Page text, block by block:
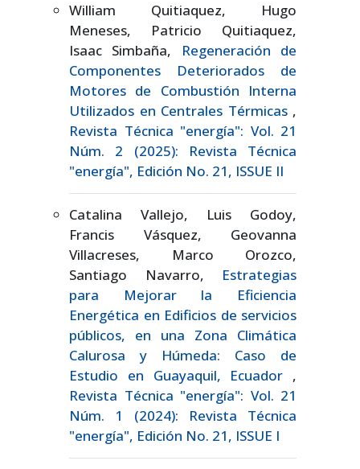
William Quitiaquez, Hugo
Meneses, Patricio Quitiaquez,
Isaac Simbaña,
Regeneración de
Componentes Deteriorados de
Motores de Combustión Interna
Utilizados en Centrales Térmicas ,
Revista Técnica "energía": Vol. 21
Núm. 2 (2025): Revista Técnica
"energía", Edición No. 21, ISSUE II
Catalina Vallejo, Luis Godoy,
Francis Vásquez, Geovanna
Villacreses, Marco Orozco,
Santiago Navarro, Estrategias
para Mejorar la Eficiencia
Energética en Edificios de servicios
públicos, en una Zona Climática
Calurosa y Húmeda: Caso de
Estudio en Guayaquil, Ecuador ,
Revista Técnica "energía": Vol. 21
Núm. 1 (2024): Revista Técnica
"energía", Edición No. 21, ISSUE I